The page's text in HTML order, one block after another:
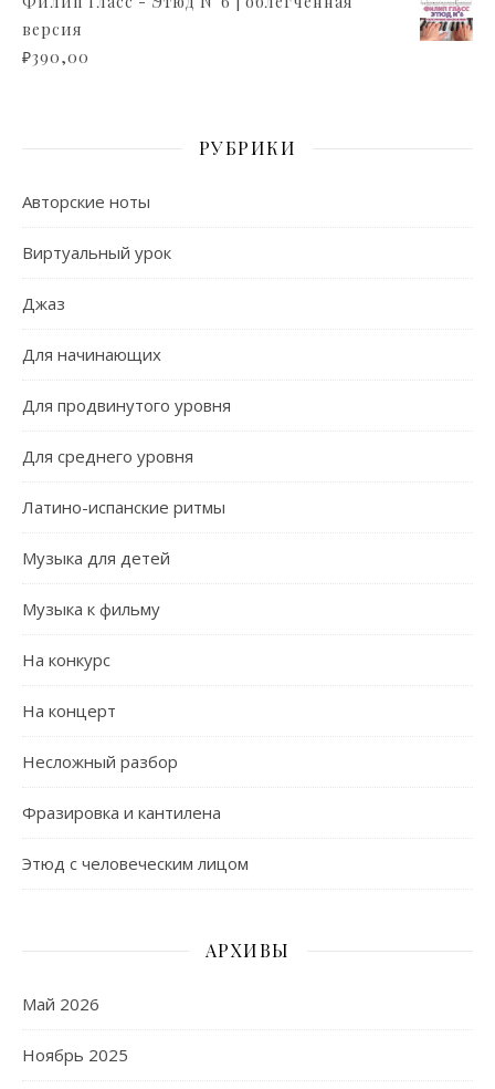
версия
₽390,00
РУБРИКИ
Авторские ноты
Виртуальный урок
Джаз
Для начинающих
Для продвинутого уровня
Для среднего уровня
Латино-испанские ритмы
Музыка для детей
Музыка к фильму
На конкурс
На концерт
Несложный разбор
Фразировка и кантилена
Этюд с человеческим лицом
АРХИВЫ
Май 2026
Ноябрь 2025